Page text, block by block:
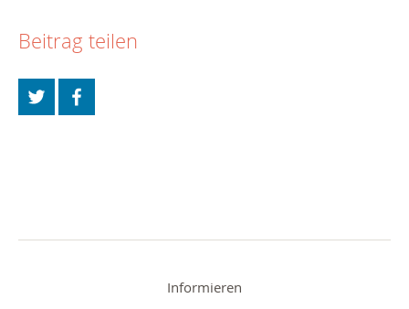
Beitrag teilen
Informieren